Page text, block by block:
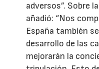
adversos”. Sobre
añadió: “Nos
España también
desarrollo de las
mejorarán la